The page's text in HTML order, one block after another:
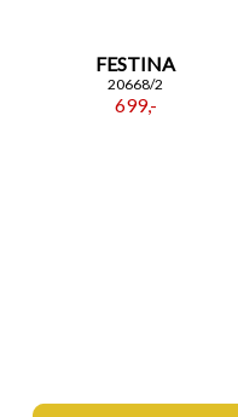
FESTINA
20668/2
699,-